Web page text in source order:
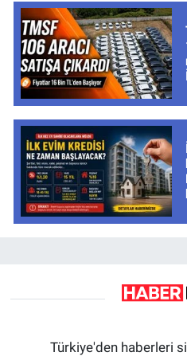
Türkiye'den haberleri